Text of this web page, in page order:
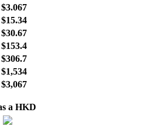
$3.067
$15.34
$30.67
$153.4
$306.7
$1,534
$3,067
a HKD